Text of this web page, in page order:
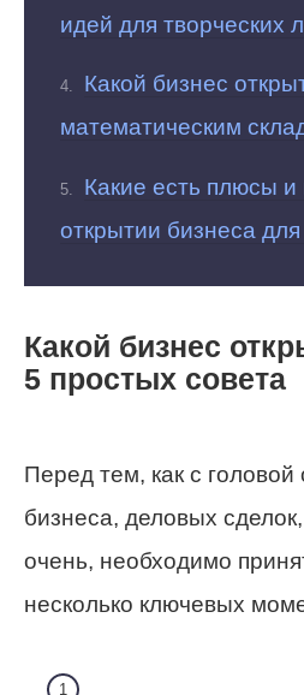
идей для творческих
Какой бизнес
математическим
Какие есть плюсы
открытии бизнеса
Какой бизнес
5 простых совета
Перед тем, как с головой
бизнеса, деловых
очень, необходимо
несколько ключевых